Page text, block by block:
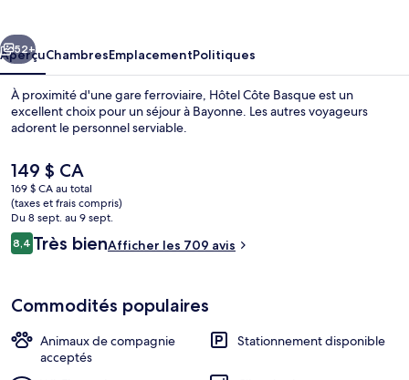
Extérieur
Suivant
52+
AperçuChambresEmplacementPolitiques
À proximité d'une gare ferroviaire, Hôtel Côte Basque est un
excellent choix pour un séjour à Bayonne. Les autres voyageurs
adorent le personnel serviable.
Le
prix
actuel
est
de 149 $ CA
149 $ CA
169 $ CA au total
(taxes et frais compris)
Du 8 sept. au 9 sept.
Avis
8,48,4 sur 10 –
Très bienAfficher les 709 avis
Commodités populaires
Animaux de compagnie
acceptés
Stationnement disponible